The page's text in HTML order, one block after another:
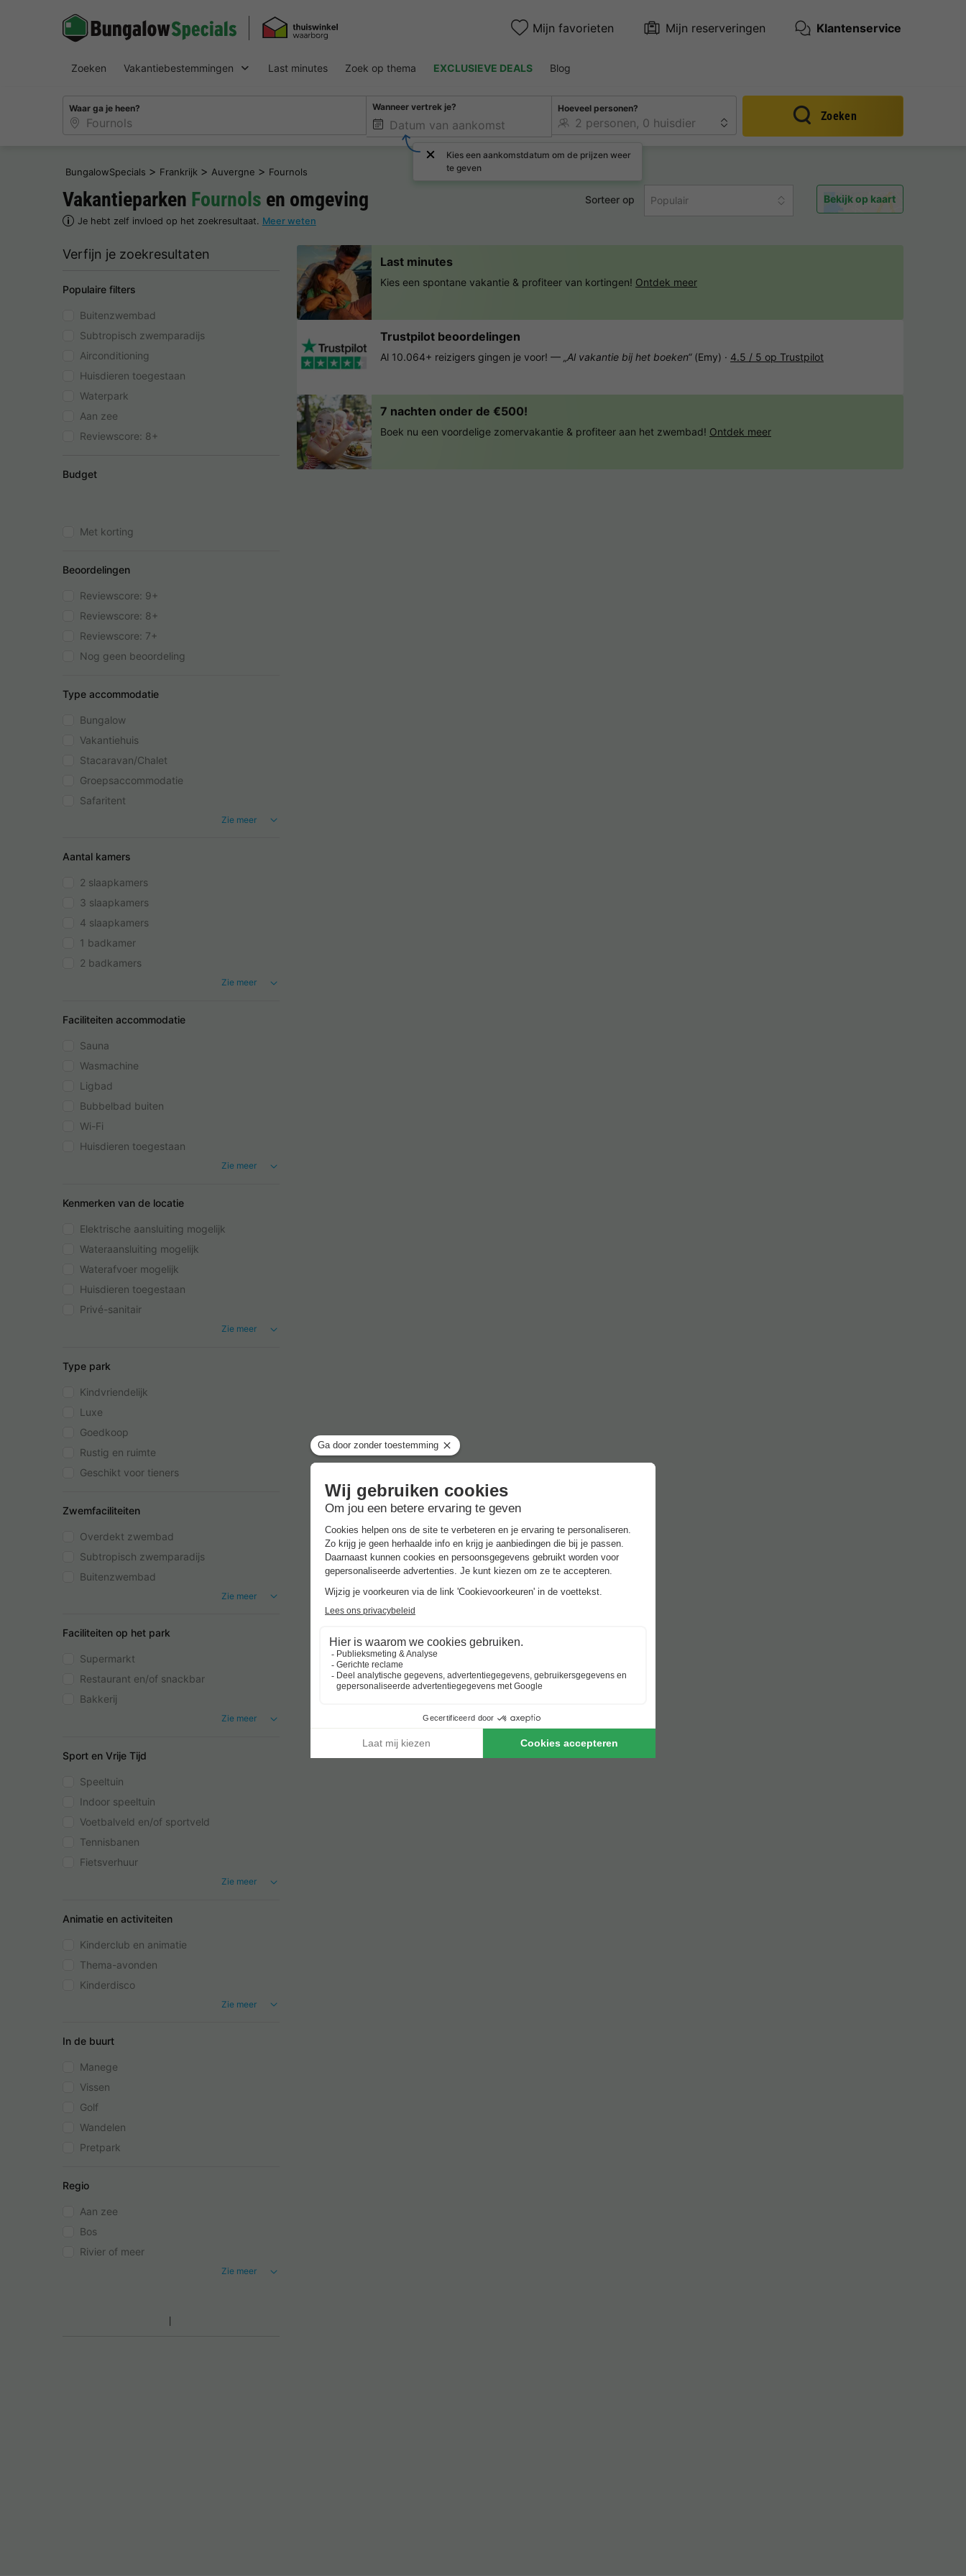
Mijn favorieten Mijn reserveringen Klantenservice
Zoeken Vakantiebestemmingen Last minutes Zoek op thema EXCLUSIEVE DEALS Blog
Waar ga je heen? Wanneer vertrek je?
Kies een aankomstdatum om de prijzen weer
te geven
Hoeveel personen?
Zoeken
BungalowSpecials > Frankrijk > Auvergne > Fournols
Vakantieparken Fournols en omgeving
Je hebt zelf invloed op het zoekresultaat. Meer weten
Sorteer op Populair Bekijk op kaart
Verfijn je zoekresultaten
Populaire filters
Buitenzwembad
Subtropisch zwemparadijs
Airconditioning
Huisdieren toegestaan
Waterpark
Aan zee
Reviewscore: 8+
Budget
Met korting
Beoordelingen
Reviewscore: 9+
Reviewscore: 8+
Reviewscore: 7+
Nog geen beoordeling
Type accommodatie
Bungalow
Vakantiehuis
Stacaravan/Chalet
Groepsaccommodatie
Safaritent
Zie meer
Aantal kamers
2 slaapkamers
3 slaapkamers
4 slaapkamers
1 badkamer
2 badkamers
Zie meer
Faciliteiten accommodatie
Sauna
Wasmachine
Ligbad
Bubbelbad buiten
Wi-Fi
Huisdieren toegestaan
Zie meer
Kenmerken van de locatie
Elektrische aansluiting mogelijk
Wateraansluiting mogelijk
Waterafvoer mogelijk
Huisdieren toegestaan
Privé-sanitair
Zie meer
Type park
Kindvriendelijk
Luxe
Goedkoop
Rustig en ruimte
Geschikt voor tieners
Zwemfaciliteiten
Overdekt zwembad
Subtropisch zwemparadijs
Buitenzwembad
Zie meer
Faciliteiten op het park
Supermarkt
Restaurant en/of snackbar
Bakkerij
Zie meer
Sport en Vrije Tijd
Speeltuin
Indoor speeltuin
Voetbalveld en/of sportveld
Tennisbanen
Fietsverhuur
Zie meer
Animatie en activiteiten
Kinderclub en animatie
Thema-avonden
Kinderdisco
Zie meer
In de buurt
Manege
Vissen
Golf
Wandelen
Pretpark
Regio
Aan zee
Bos
Rivier of meer
Zie meer
Last minutes
Kies een spontane vakantie & profiteer van kortingen! Ontdek meer
Trustpilot beoordelingen
Al 10.064+ reizigers gingen je voor! — „Al vakantie bij het boeken“(Emy) · 4.5 / 5 op Trustpilot
7 nachten onder de €500!
Boek nu een voordelige zomervakantie & profiteer aan het zwembad! Ontdek meer